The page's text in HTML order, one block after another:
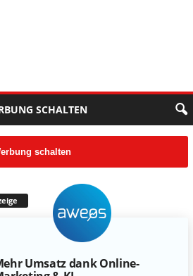
SCHALTEN
schalten
Umsatz dank Online-